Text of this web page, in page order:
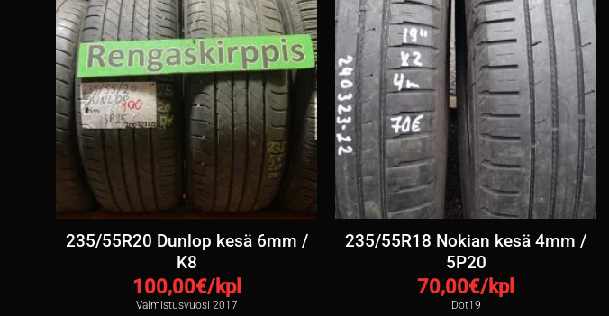
235/55R20 Dunlop kesä 6mm /
K8
100,00€/kpl
Valmistusvuosi 2017
235/55R18 Nokian kesä 4mm /
5P20
70,00€/kpl
Dot19